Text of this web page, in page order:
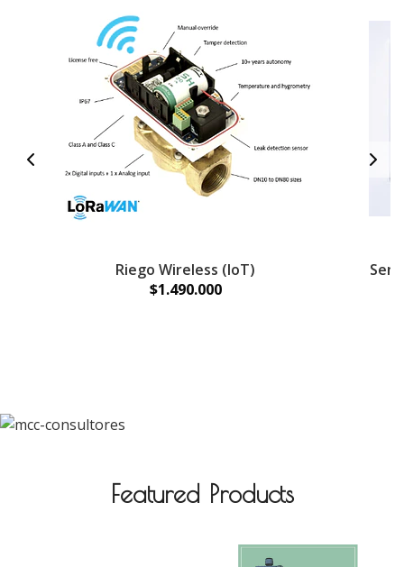
Riego Wireless (IoT)
$1.490.000
Featured Products